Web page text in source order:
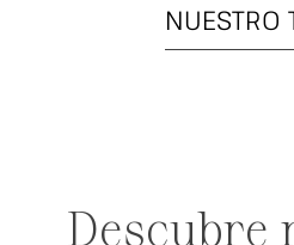
NUESTRO
Descubre